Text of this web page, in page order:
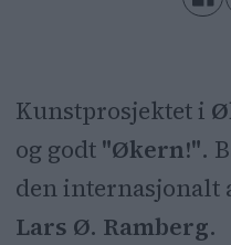
Kunstprosjektet i
og godt "Økern!".
den internasjonalt
Lars Ø. Ramberg.